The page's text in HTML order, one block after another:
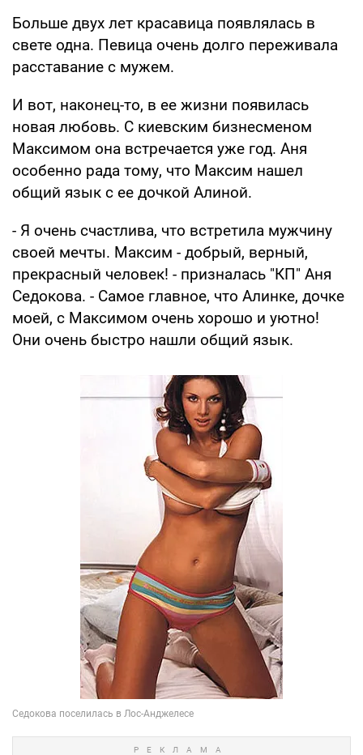
Больше двух лет красавица появлялась в
свете одна. Певица очень долго переживала
расставание с мужем.
И вот, наконец-то, в ее жизни появилась
новая любовь. С киевским бизнесменом
Максимом она встречается уже год. Аня
особенно рада тому, что Максим нашел
общий язык с ее дочкой Алиной.
- Я очень счастлива, что встретила мужчину
своей мечты. Максим - добрый, верный,
прекрасный человек! - призналась "КП" Аня
Седокова. - Самое главное, что Алинке, дочке
моей, с Максимом очень хорошо и уютно!
Они очень быстро нашли общий язык.